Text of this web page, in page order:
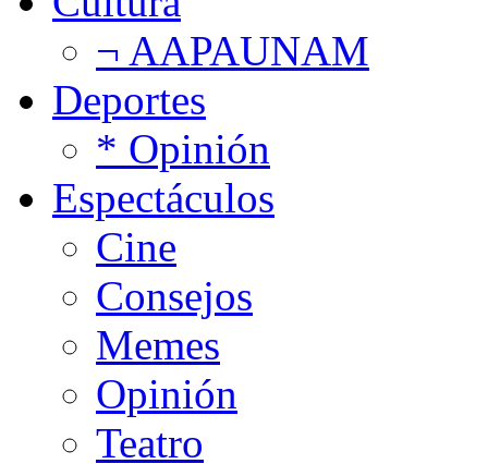
¬ AAPAUNAM
Deportes
* Opinión
Espectáculos
Cine
Consejos
Memes
Opinión
Teatro